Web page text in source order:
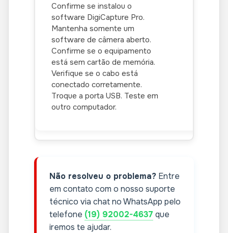
Confirme se instalou o
software DigiCapture Pro.
Mantenha somente um
software de câmera aberto.
Confirme se o equipamento
está sem cartão de memória.
Verifique se o cabo está
conectado corretamente.
Troque a porta USB. Teste em
outro computador.
Não resolveu o problema? Entre
em contato com o nosso suporte
técnico via chat no WhatsApp pelo
telefone (19) 92002-4637 que
iremos te ajudar.